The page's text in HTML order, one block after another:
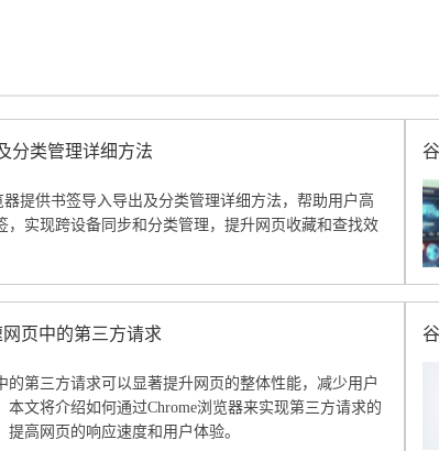
分类管理详细方法
器提供书签导入导出及分类管理详细方法，帮助用户高
，实现跨设备同步和分类管理，提升网页收藏和查找效
页中的第三方请求
的第三方请求可以显著提升网页的整体性能，减少用户
本文将介绍如何通过Chrome浏览器来实现第三方请求的
提高网页的响应速度和用户体验。